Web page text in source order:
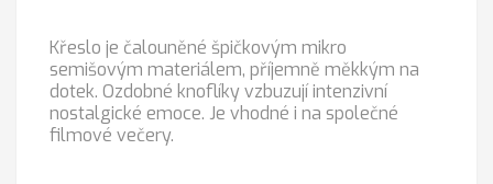
Křeslo je čalouněné špičkovým mikro
semišovým materiálem, příjemně měkkým na
dotek. Ozdobné knoflíky vzbuzují intenzivní
nostalgické emoce. Je vhodné i na společné
filmové večery.